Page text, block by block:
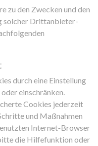
zu den Zwecken und den
solcher Drittanbieter-
durch eine Einstellung
einschränken.
Cookies jederzeit
und Maßnahmen
Internet-Browser
die Hilfefunktion oder